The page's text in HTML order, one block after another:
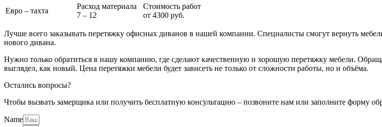
Евро – тахта
Расход материала
7 – 12
Стоимость работ
от 4300 руб.
Лучше всего заказывать перетяжку офисных диванов в нашей компании. Специалисты смогут вернуть
нового дивана.
Нужно только обратиться в нашу компанию, где сделают качественную и хорошую перетяжку мебели.
выглядел, как новый. Цена перетяжки мебели будет зависеть не только от сложности работы, но и объёма.
Остались вопросы?
Чтобы вызвать замерщика или получить бесплатную консультацию – позвоните нам или заполните форму
Name